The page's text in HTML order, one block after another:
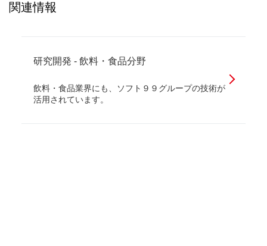
関連情報
研究開発 - 飲料・食品分野
飲料・食品業界にも、ソフト９９グループの技術が
活用されています。